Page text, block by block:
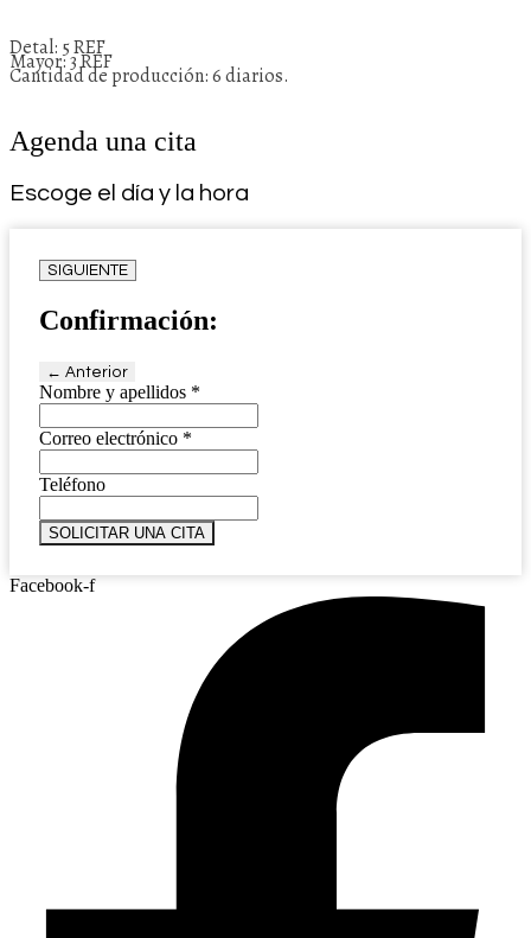
Detal: 5 REF
Mayor: 3 REF
Cantidad de producción: 6 diarios.
Agenda una cita
Escoge el día y la hora
SIGUIENTE
Confirmación:
← Anterior
Nombre y apellidos *
Correo electrónico *
Teléfono
SOLICITAR UNA CITA
Facebook-f